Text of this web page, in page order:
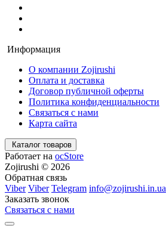
Информация
О компании Zojirushi
Оплата и доставка
Договор публичной оферты
Политика конфиденциальности
Связаться с нами
Карта сайта
Каталог товаров
Работает на ocStore
Zojirushi © 2026
Обратная связь
Viber Viber Telegram info@zojirushi.in.ua
Заказать звонок
Связаться с нами